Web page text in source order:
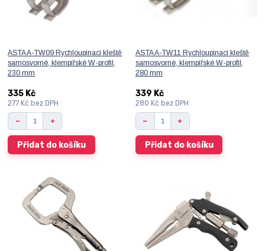
ASTA A-TW09 Rychloupínací kleště
samosvorné, klempířské W-profil,
230 mm
335 Kč
277 Kč bez DPH
Přidat do košíku
ASTA A-TW11 Rychloupínací kleště
samosvorné, klempířské W-profil,
280 mm
339 Kč
280 Kč bez DPH
Přidat do košíku